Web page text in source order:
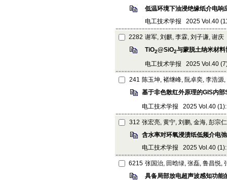
低温环境下油浸绝缘纸介电响
电工技术学报 2025 Vol.40
2282 谢军, 刘麒, 李霖, 刘子谦, 谢庆
TiO2@SiO2与蒙脱土纳米材
电工技术学报 2025 Vol.40
241 陈玉坤, 褚继峰, 阮卓奕, 李浩源
基于非色散红外原理的GIS内部
电工技术学报 2025 Vol.40
312 张宏亮, 黄宁, 刘鹏, 金海, 彭宗仁
含水率对环氧浸渍纸低频介电
电工技术学报 2025 Vol.40
6215 张国治, 田晗绿, 张磊, 鲁昌悦,
具备局部放电超声波感知功能